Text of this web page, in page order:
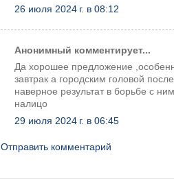
26 июля 2024 г. в 08:12
Анонимный комментирует...
Да хорошее предложение
завтрак а городским головой
наверное результат в борьбе с
налицо
29 июля 2024 г. в 06:45
Отправить комментарий